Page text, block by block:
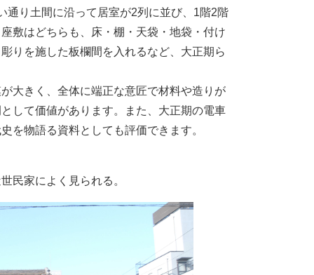
通り土間に沿って居室が2列に並び、1階2階
敷はどちらも、床・棚・天袋・地袋・付け
りを施した板欄間を入れるなど、大正期ら
大きく、全体に端正な意匠で材料や造りが
して価値があります。また、大正期の電車
を物語る資料としても評価できます。
民家によく見られる。